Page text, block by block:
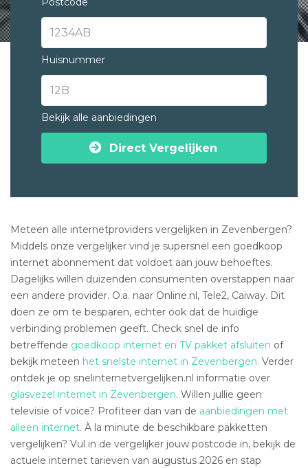
Huisnummer
Bekijk alle aanbiedingen
Direct Vergelijken
Meteen alle internetproviders vergelijken in Zevenbergen?
Middels onze vergelijker vind je supersnel een goedkoop
internet abonnement dat voldoet aan jouw behoeftes.
Dagelijks willen duizenden consumenten overstappen naar
een andere provider. O.a. naar Online.nl, Tele2, Caiway. Dit
doen ze om te besparen, echter ook dat de huidige
verbinding problemen geeft. Check snel de info
betreffende goedkoop internet en TV pakket afsluiten of
bekijk meteen het snelste internet in Zevenbergen. Verder
ontdek je op snelinternetvergelijken.nl informatie over
glasvezel internet in Zevenbergen. Willen jullie geen
televisie of voice? Profiteer dan van de aanbiedingen met
alleen internet. À la minute de beschikbare pakketten
vergelijken? Vul in de vergelijker jouw postcode in, bekijk de
actuele internet tarieven van augustus 2026 en stap